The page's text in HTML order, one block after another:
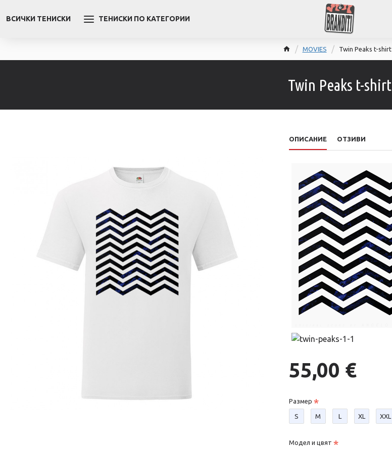
ВСИЧКИ ТЕНИСКИ ТЕНИСКИ ПО КАТЕГОРИИ
MOVIES Twin Peaks t-shirt
Twin Peaks t-shirt
ОПИСАНИЕ ОТЗИВИ
55,00 €
Размер
S М L XL XXL
Модел и цвят